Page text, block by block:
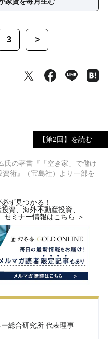
3 >
【第2回】を読む
氏の著書『「空き家」で儲け
術』（宝島社）より一部を
ず見つかる！
資、海外不動産投資、
セミナー情報はこちら ＞
総合研究所 代表理事